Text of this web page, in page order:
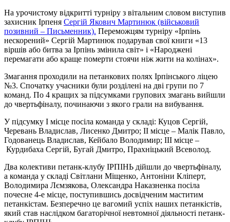
На урочистому відкритті турніру з вітальним словом виступив
захисник Ірпеня Сергій Якович Мартинюк (військовий
позивний – Письменник). Переможцям турніру «Ірпінь
нескорений» Сергій Мартинюк подарував свої книги «13
віршів або битва за Ірпінь змінила світ» і «Народжені
перемагати або краще померти стоячи ніж жити на колінах».
Змагання проходили на петанкових полях Ірпінського ліцею
№3. Спочатку учасники були розділені на дві групи по 7
команд. По 4 кращих за підсумками групових змагань вийшли
до чвертьфіналу, починаючи з якого грали на вибування.
У підсумку І місце посіла команда у складі: Куцов Сергій,
Черевань Владислав, Лисенко Дмитро; ІІ місце – Малік Павло,
Годованець Владислав, Кейбало Володимир; ІІІ місце –
Курдибаха Сергій, Бугай Дмитро, Прахніцький Всеволод.
Два колективи петанк-клубу ІРПІНЬ дійшли до чвертьфіналу,
а команда у складі Світлани Міщенко, Антоніни Кліперт,
Володимира Лємзякова, Олександра Наказненка посіла
почесне 4-е місце, поступившись досвідченим маститим
петанкістам. Безперечно це вагомий успіх наших петанкістів,
який став наслідком багаторічної невтомної діяльності петанк-